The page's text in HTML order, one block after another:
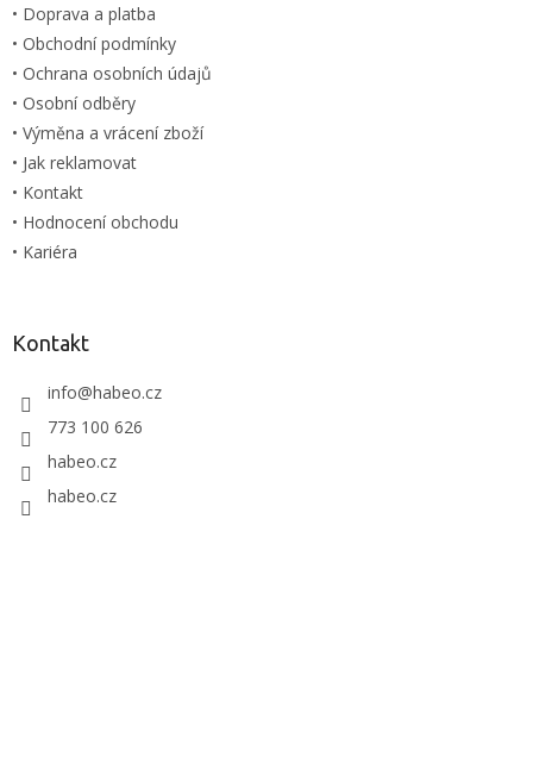
• Doprava a platba
• Obchodní podmínky
• Ochrana osobních údajů
• Osobní odběry
• Výměna a vrácení zboží
• Jak reklamovat
• Kontakt
• Hodnocení obchodu
• Kariéra
Kontakt
info@habeo.cz
773 100 626
habeo.cz
habeo.cz